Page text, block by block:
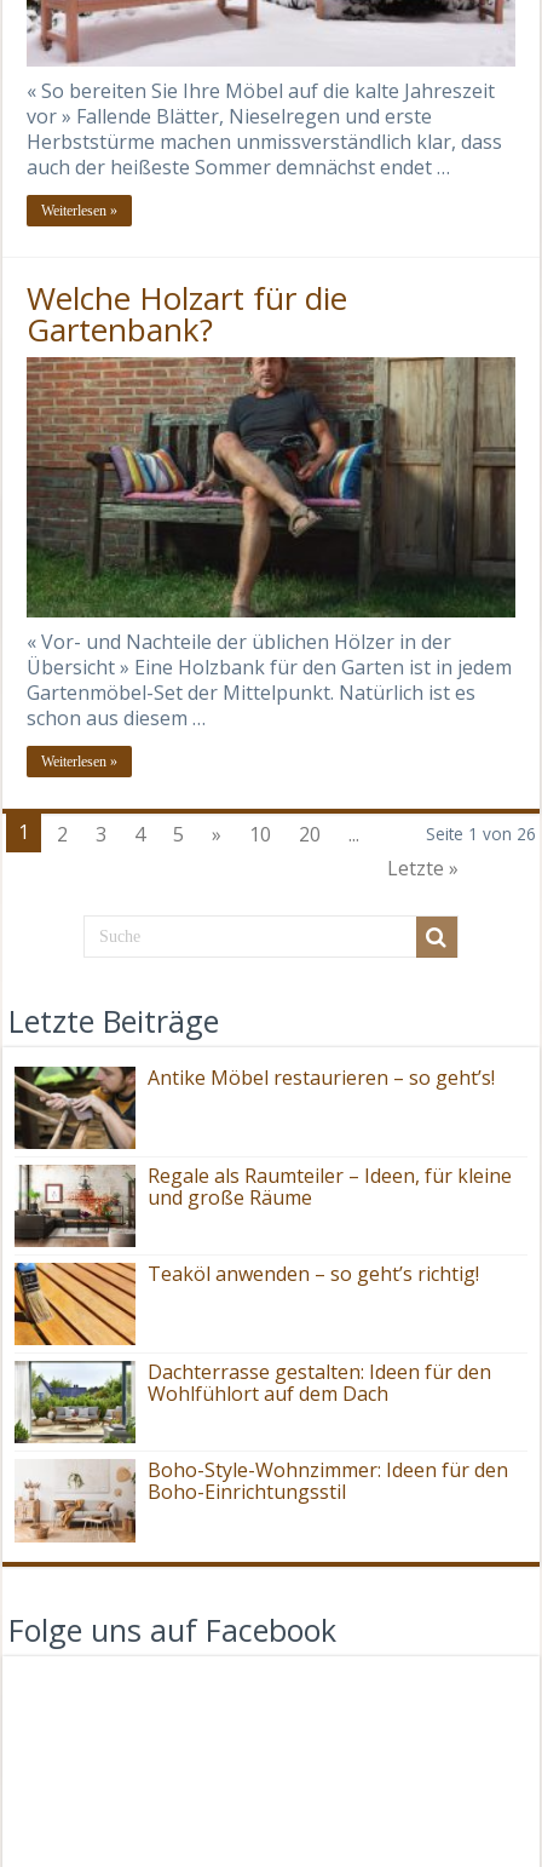
« So bereiten Sie Ihre Möbel auf die kalte Jahreszeit
vor » Fallende Blätter, Nieselregen und erste
Herbststürme machen unmissverständlich klar, dass
auch der heißeste Sommer demnächst endet …
Weiterlesen »
Welche Holzart für die
Gartenbank?
« Vor- und Nachteile der üblichen Hölzer in der
Übersicht » Eine Holzbank für den Garten ist in jedem
Gartenmöbel-Set der Mittelpunkt. Natürlich ist es
schon aus diesem …
Weiterlesen »
Seite 1 von 26
1 2 3 4 5 » 10 20
...
Letzte »
Letzte Beiträge
Antike Möbel restaurieren – so geht’s!
Regale als Raumteiler – Ideen, für kleine
und große Räume
Teaköl anwenden – so geht’s richtig!
Dachterrasse gestalten: Ideen für den
Wohlfühlort auf dem Dach
Boho-Style-Wohnzimmer: Ideen für den
Boho-Einrichtungsstil
Folge uns auf Facebook